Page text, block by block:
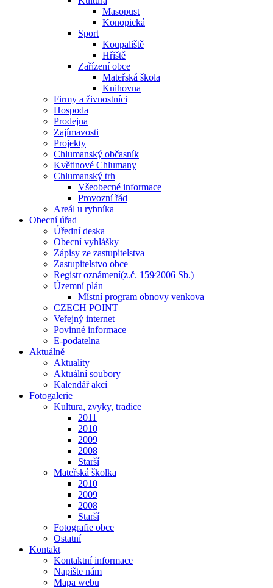
Masopust
Konopická
Sport
Koupaliště
Hřiště
Zařízení obce
Mateřská škola
Knihovna
Firmy a živnostníci
Hospoda
Prodejna
Zajímavosti
Projekty
Chlumanský občasník
Květinové Chlumany
Chlumanský trh
Všeobecné informace
Provozní řád
Areál u rybníka
Obecní úřad
Úřední deska
Obecní vyhlášky
Zápisy ze zastupitelstva
Zastupitelstvo obce
Registr oznámení(z.č. 159⁄2006 Sb.)
Územní plán
Místní program obnovy venkova
CZECH POINT
Veřejný internet
Povinné informace
E-podatelna
Aktuálně
Aktuality
Aktuální soubory
Kalendář akcí
Fotogalerie
Kultura, zvyky, tradice
2011
2010
2009
2008
Starší
Mateřská školka
2010
2009
2008
Starší
Fotografie obce
Ostatní
Kontakt
Kontaktní informace
Napište nám
Mapa webu